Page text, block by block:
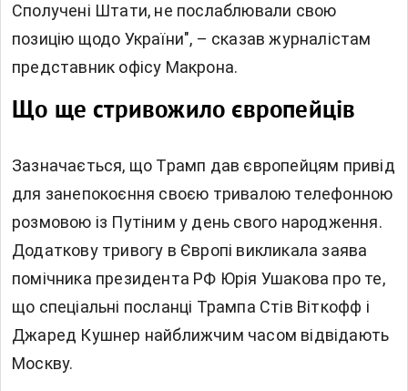
Сполучені Штати, не послаблювали свою
позицію щодо України", – сказав журналістам
представник офісу Макрона.
Що ще стривожило європейців
Зазначається, що Трамп дав європейцям привід
для занепокоєння своєю тривалою телефонною
розмовою із Путіним у день свого народження.
Додаткову тривогу в Європі викликала заява
помічника президента РФ Юрія Ушакова про те,
що спеціальні посланці Трампа Стів Віткофф і
Джаред Кушнер найближчим часом відвідають
Москву.